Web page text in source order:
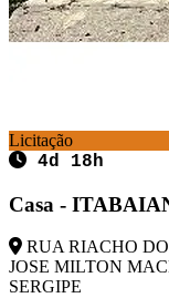
Licitação
4d 18h
Casa -
RUA RIACHO
JOSE MILTON
SERGIPE